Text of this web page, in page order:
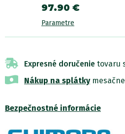
97.90 €
Parametre
Expresné doručenie tovaru
Nákup na splátkymesačne
Bezpečnostné informácie